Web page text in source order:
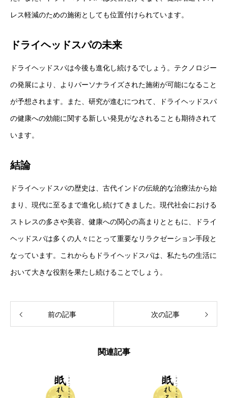
レス軽減のための施術としても位置付けられています。
ドライヘッドスパの未来
ドライヘッドスパは今後も進化し続けるでしょう。テクノロジー
の発展により、よりパーソナライズされた施術が可能になること
が予想されます。また、研究が進むにつれて、ドライヘッドスパ
の健康への効能に関する新しい発見がなされることも期待されて
います。
結論
ドライヘッドスパの歴史は、古代インドの伝統的な治療法から始
まり、現代に至るまで進化し続けてきました。現代社会における
ストレスの多さや美容、健康への関心の高まりとともに、ドライ
ヘッドスパは多くの人々にとって重要なリラクゼーション手段と
なっています。これからもドライヘッドスパは、私たちの生活に
おいて大きな役割を果たし続けることでしょう。
前の記事 次の記事
関連記事